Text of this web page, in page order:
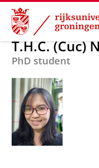
Skip
Content
Skip
Navigation
Over ons
T.H.C. (Cuc)
PhD student